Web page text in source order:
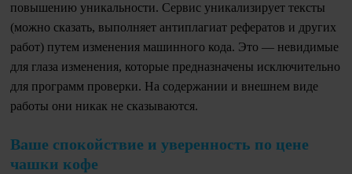
повышению уникальности. Сервис уникализирует тексты
(можно сказать, выполняет антиплагиат рефератов и других
работ) путем изменения машинного кода. Это — невидимые
для глаза изменения, которые предназначены исключительно
для программ проверки. На содержании и внешнем виде
работы они никак не сказываются.
Ваше спокойствие и уверенность по цене
чашки кофе